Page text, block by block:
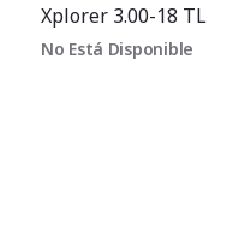
Xplorer 3.00-18 TL
No Está Disponible